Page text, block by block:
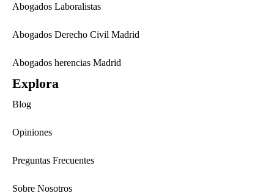
Abogados Laboralistas
Abogados Derecho Civil Madrid
Abogados herencias Madrid
Explora
Blog
Opiniones
Preguntas Frecuentes
Sobre Nosotros